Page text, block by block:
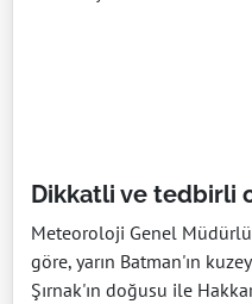
Dikkatli ve tedbirli
Meteoroloji Genel
göre, yarın Batman'ın
Şırnak'ın doğusu ile